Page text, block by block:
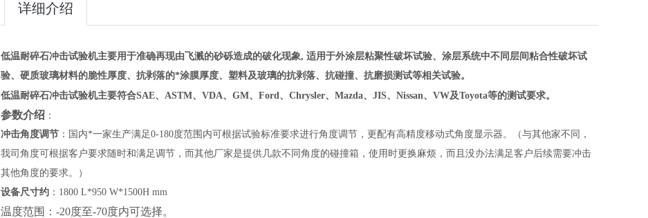
详细介绍
低温耐碎石冲击试验机主要用于准确再现由飞溅的砂砾造成的破化现象, 适用于外涂层粘聚性破坏试验、 涂层系统中不同层间粘合性破坏试
验、 硬质玻璃材料的脆性厚度、 抗剥落的*涂膜厚度、 塑料及玻璃的抗剥落、抗碰撞、抗磨损测试等相关试验。
低温耐碎石冲击试验机主要符合SAE、ASTM、VDA、GM、Ford、Chrysler、Mazda、JIS、Nissan、VW及Toyota等的测试要求。
参数介绍 ：
冲击角度调节 ：国内*一家生产满足0-180度范围内可根据试验标准要求进行角度调节， 更配有高精度移动式角度显示器。（与其他家不同，
我司角度可根据客户要求随时和满足调节，而其他厂家是提供几款不同角度的碰撞箱，使用时更换麻烦，而且没办法满足客户后续需要冲击
其他角度的要求。）
设备尺寸约 ： 1800 L*950 W*1500H mm
温度范围：-20度至-70度内可选择。